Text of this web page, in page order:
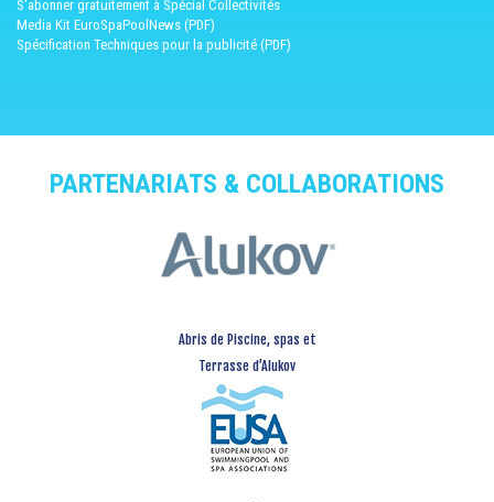
S'abonner gratuitement à Spécial Collectivités
Media Kit EuroSpaPoolNews (PDF)
Spécification Techniques pour la publicité (PDF)
PARTENARIATS & COLLABORATIONS
Abris de Piscine, spas et
Terrasse d’Alukov